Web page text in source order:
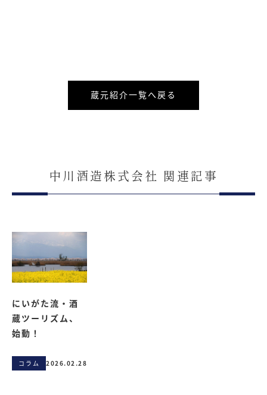
蔵元紹介一覧へ戻る
中川酒造株式会社 関連記事
にいがた流・酒
蔵ツーリズム、
始動！
コラム 2026.02.28